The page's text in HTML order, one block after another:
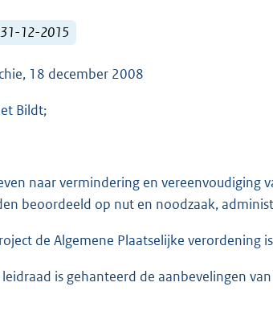
31-12-2015
18 december 2008
Bildt;
naar vermindering en vereenvoudiging
beoordeeld op nut en noodzaak,
de Algemene Plaatselijke verordening
is gehanteerd de aanbevelingen